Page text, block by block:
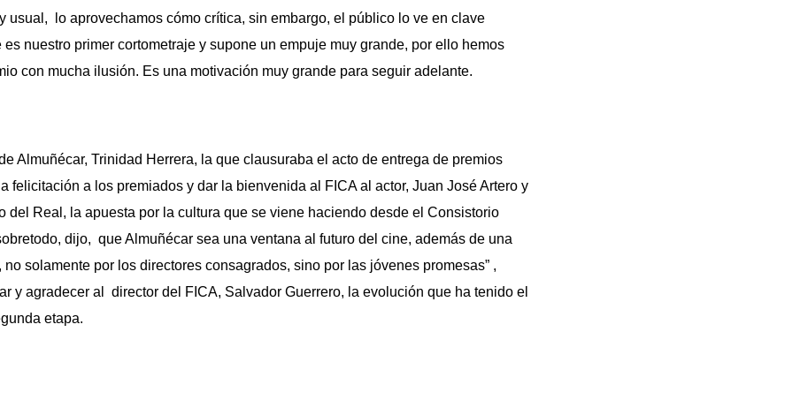
usual, lo aprovechamos cómo crítica, sin embargo, el público lo ve en clave
es nuestro primer cortometraje y supone un empuje muy grande, por ello hemos
con mucha ilusión. Es una motivación muy grande para seguir adelante.
Almuñécar, Trinidad Herrera, la que clausuraba el acto de entrega de premios
felicitación a los premiados y dar la bienvenida al FICA al actor, Juan José Artero y
del Real, la apuesta por la cultura que se viene haciendo desde el Consistorio
dijo, que Almuñécar sea una ventana al futuro del cine, además de una
solamente por los directores consagrados, sino por las jóvenes promesas” ,
y agradecer al director del FICA, Salvador Guerrero, la evolución que ha tenido el
etapa.